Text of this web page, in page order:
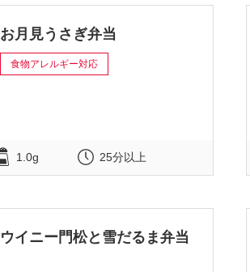
お月見うさぎ弁当
食物アレルギー対応
1.0g 25分以上
ウイニー門松と雪だるま弁当